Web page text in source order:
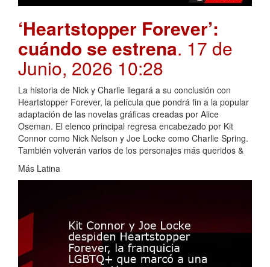
‘Heartstopper Forever’:
cuándo se estrena. 17 de
Junio, 2026 10:28
La historia de Nick y Charlie llegará a su conclusión con
Heartstopper Forever, la película que pondrá fin a la popular
adaptación de las novelas gráficas creadas por Alice
Oseman. El elenco principal regresa encabezado por Kit
Connor como Nick Nelson y Joe Locke como Charlie Spring.
También volverán varios de los personajes más queridos &
Más Latina